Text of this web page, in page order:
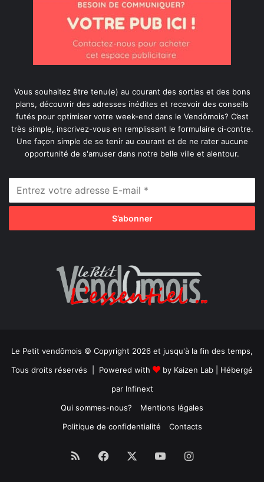
Vous souhaitez être tenu(e) au courant des sorties et des bons
plans, découvrir des adresses inédites et recevoir des conseils
futés pour optimiser votre week-end dans le Vendômois? C’est
très simple, inscrivez-vous en remplissant le formulaire ci-contre.
Une façon simple de se tenir au courant et de ne rater aucune
opportunité de s'amuser dans notre belle ville et alentour.
Le Petit vendômois © Copyright 2026 et jusqu'à la fin des temps,
Tous droits réservés | Powered with
by Kaizen Lab | Hébergé
par Infinext
Qui sommes-nous?
Mentions légales
Politique de confidentialité
Contacts
RSS Facebook YouTubeInstagram